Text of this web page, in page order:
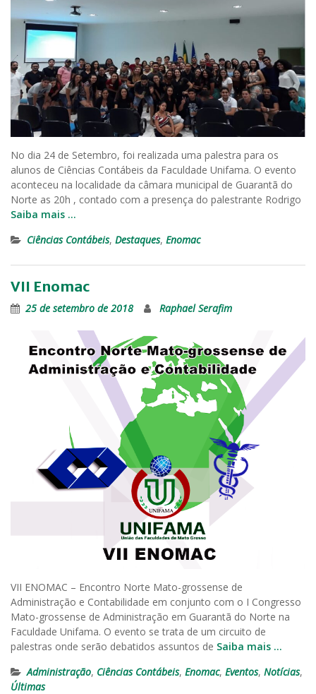
No dia 24 de Setembro, foi realizada uma palestra para os
alunos de Ciências Contábeis da Faculdade Unifama. O evento
aconteceu na localidade da câmara municipal de Guarantã do
Norte as 20h , contado com a presença do palestrante Rodrigo
Saiba mais …
Ciências Contábeis, Destaques, Enomac
VII Enomac
25 de setembro de 2018 Raphael Serafim
VII ENOMAC – Encontro Norte Mato-grossense de
Administração e Contabilidade em conjunto com o I Congresso
Mato-grossense de Administração em Guarantã do Norte na
Faculdade Unifama. O evento se trata de um circuito de
palestras onde serão debatidos assuntos de Saiba mais …
Administração, Ciências Contábeis, Enomac, Eventos, Notícias,
Últimas